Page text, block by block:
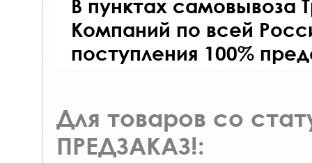
В пунктах самовывоза
Компаний по всей
поступления 100%
Для товаров со
ПРЕДЗАКАЗ!: